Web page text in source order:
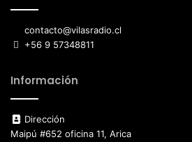
contacto@vilasradio.cl
+56 9 57348811
Información
Dirección
Maipú #652 oficina 11, Arica